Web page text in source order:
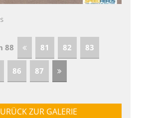
88 81 82 83
86 87
ZUR GALERIE